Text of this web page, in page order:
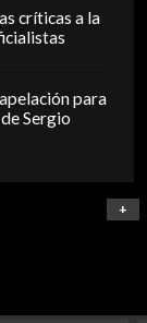
críticas a la
para
Sergio
+